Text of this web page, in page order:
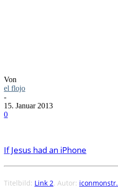
Von
el flojo
-
15. Januar 2013
0
If Jesus had an iPhone
Titelbild: Link 2. Autor: